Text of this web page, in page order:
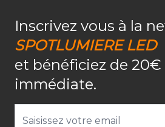
Inscrivez vous à la
SPOTLUMIERE LED
et bénéficiez de
immédiate.